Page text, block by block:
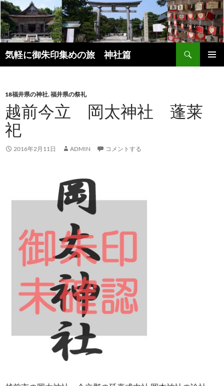
コ
ン
テ
ン
ツ
へ
プ
気軽に御朱印集めの旅 神社篇
索
18福井県の神社,福井県の祭礼
越前今立 岡太神社 蓬莱
祀
2016年2月11日 ADMIN コメントする